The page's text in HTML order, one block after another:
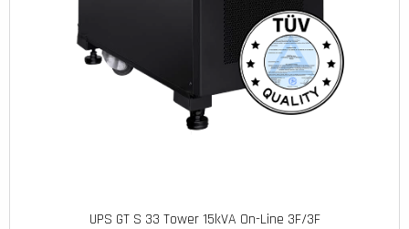
UPS GT S 33 Tower 15kVA On-Line 3F/3F